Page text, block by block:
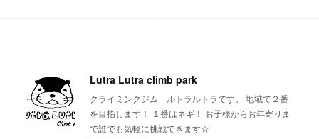
Lutra Lutra climb park
クライミングジム ルトラルトラです。 地域で２番
を目指します！ １番はネギ！ お子様からお年寄りま
で誰でも気軽に挑戦できます☆